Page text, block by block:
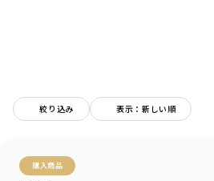
絞り込み 表示：新しい順
購入商品
性別タイプ
／BOY
商品番号
／11-4105-379